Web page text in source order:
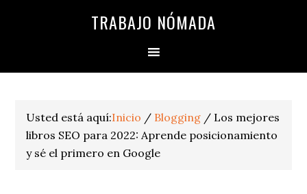
TRABAJO NÓMADA
Usted está aquí:Inicio / Blogging / Los mejores
libros SEO para 2022: Aprende posicionamiento
y sé el primero en Google